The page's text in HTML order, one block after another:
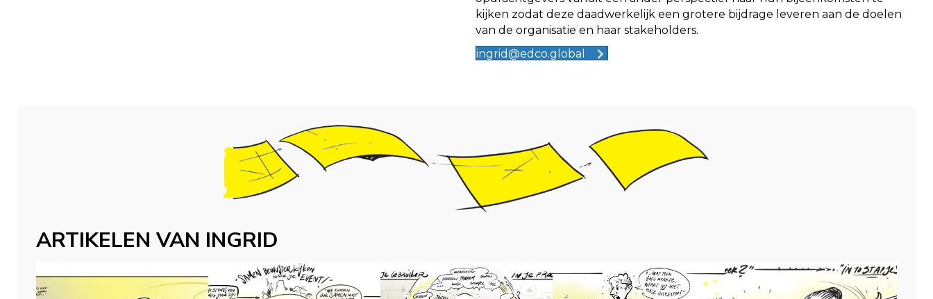
kijken zodat deze daadwerkelijk een grotere bijdrage leveren aan de doelen
van de organisatie en haar stakeholders.
ingrid@edco.global
ARTIKELEN VAN INGRID